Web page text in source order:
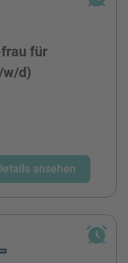
für
w/d)
ansehen